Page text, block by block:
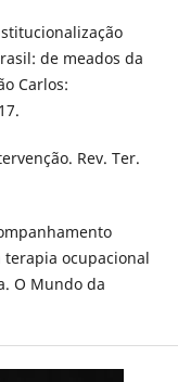
de meados da
Carlos:
Rev. Ter.
ocupacional
O Mundo da